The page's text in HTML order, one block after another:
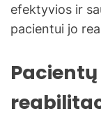
efektyvios ir
pacientui jo